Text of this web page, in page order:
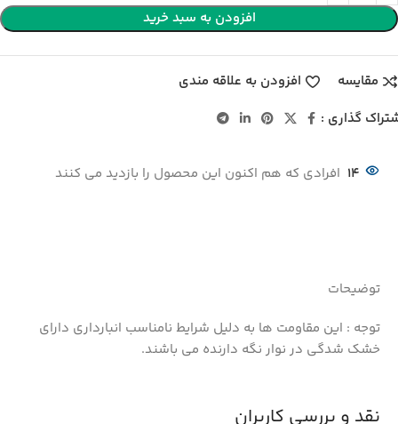
افزودن به سبد خرید
مقایسه
افزودن به علاقه مندی
گذاری :
14 افرادی که هم اکنون این محصول را بازدید می کنند
توضیحات
توجه : این مقاومت ها به دلیل شرایط نامناسب انبارداری دارای
خشک شدگی در نوار نگه دارنده می باشند.
نقد و بررسی کاربران